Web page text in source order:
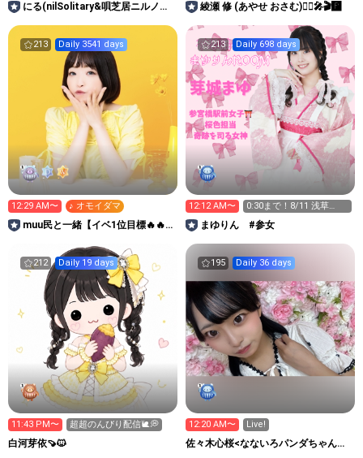
にる(nilSolitary&唄芝居ニルノラ
綾瀬 修 (あやせ おさむ)🧑‍⚕️🎤🎬🅿️
213 Daily 3541 days
12:29 AM〜 ♪ オモイダマ
muu民と一緒【イベ1位目標🔥🔥
213 Daily 698 days
12:12 AM〜
0:30まで！8/11 浅草
VAMPKIN
まゆりん #参女
212 Daily 19 days
11:43 PM〜 超超のんびり配信🐌💭
白河芽依🍠🐱
195 Daily 36 days
12:20 AM〜 Live!
佐々木心桜<なないろパンダちゃん。